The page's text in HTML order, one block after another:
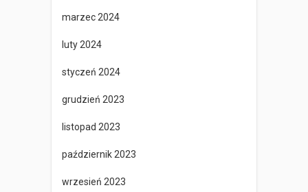
marzec 2024
luty 2024
styczeń 2024
grudzień 2023
listopad 2023
październik 2023
wrzesień 2023